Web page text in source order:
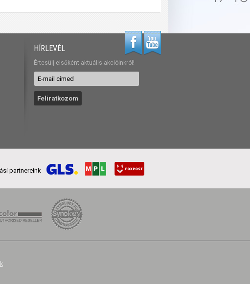
HÍRLEVÉL
Értesülj elsőként aktuális akcióinkról!
partnereink